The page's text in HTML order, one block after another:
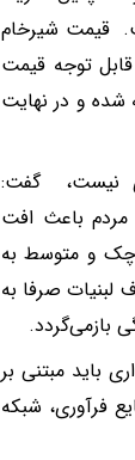
قیمت شیرخام
قابل توجه قیمت
شده و در نهایت
نیست، گفت:
مردم باعث افت
و متوسط به
کاهش مصرف لبنیات صرفا به
بازمی‌گردد.
باید مبتنی بر
فرآوری، شبکه